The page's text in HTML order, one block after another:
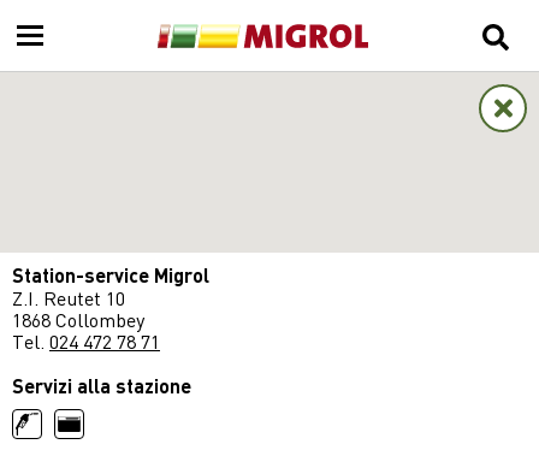
Station-service Migrol
Z.I. Reutet 10
1868 Collombey
Tel. 024 472 78 71
Servizi alla stazione